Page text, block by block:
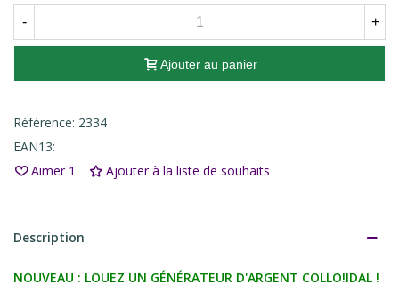
- +
Ajouter au panier
Référence: 2334
EAN13:
Aimer 1 Ajouter à la liste de souhaits
Description
NOUVEAU : LOUEZ UN GÉNÉRATEUR D'ARGENT COLLO!IDAL !